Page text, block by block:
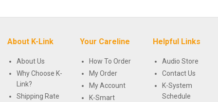
About K-Link
About Us
Why Choose K-
Link?
Shipping Rate
Your Careline
How To Order
My Order
My Account
K-Smart
Helpful Links
Audio Store
Contact Us
K-System
Schedule